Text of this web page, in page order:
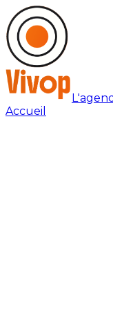
Accueil